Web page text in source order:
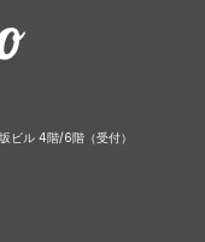
ビル 4階/6階（受付）